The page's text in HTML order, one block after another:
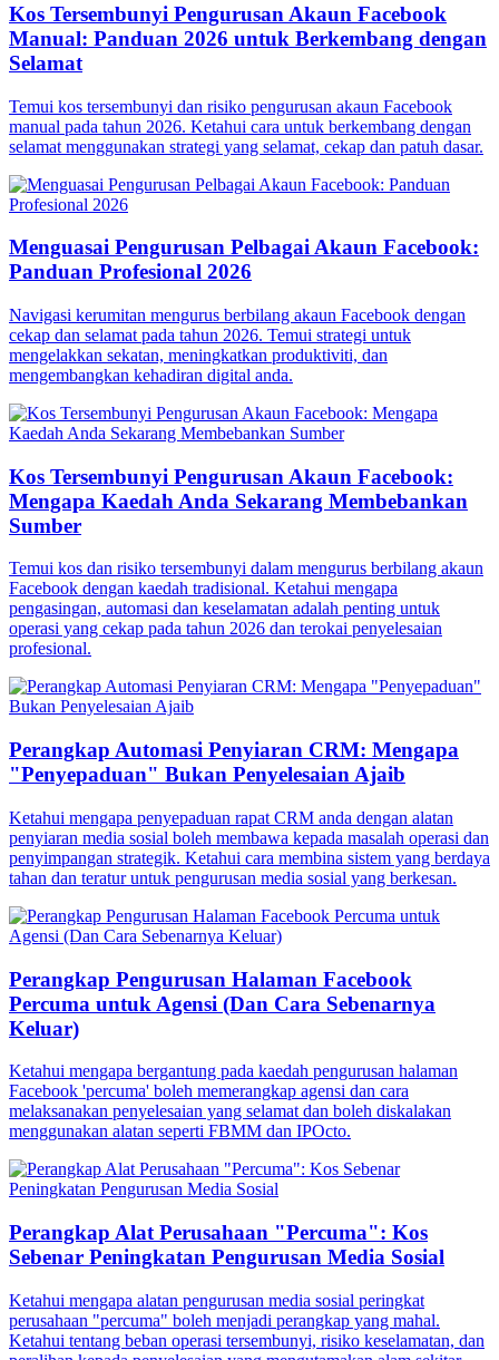
Kos Tersembunyi Pengurusan Akaun Facebook
Manual: Panduan 2026 untuk Berkembang dengan
Selamat
Temui kos tersembunyi dan risiko pengurusan akaun Facebook
manual pada tahun 2026. Ketahui cara untuk berkembang dengan
selamat menggunakan strategi yang selamat, cekap dan patuh dasar.
Menguasai Pengurusan Pelbagai Akaun Facebook:
Panduan Profesional 2026
Navigasi kerumitan mengurus berbilang akaun Facebook dengan
cekap dan selamat pada tahun 2026. Temui strategi untuk
mengelakkan sekatan, meningkatkan produktiviti, dan
mengembangkan kehadiran digital anda.
Kos Tersembunyi Pengurusan Akaun Facebook:
Mengapa Kaedah Anda Sekarang Membebankan
Sumber
Temui kos dan risiko tersembunyi dalam mengurus berbilang akaun
Facebook dengan kaedah tradisional. Ketahui mengapa
pengasingan, automasi dan keselamatan adalah penting untuk
operasi yang cekap pada tahun 2026 dan terokai penyelesaian
profesional.
Perangkap Automasi Penyiaran CRM: Mengapa
"Penyepaduan" Bukan Penyelesaian Ajaib
Ketahui mengapa penyepaduan rapat CRM anda dengan alatan
penyiaran media sosial boleh membawa kepada masalah operasi dan
penyimpangan strategik. Ketahui cara membina sistem yang berdaya
tahan dan teratur untuk pengurusan media sosial yang berkesan.
Perangkap Pengurusan Halaman Facebook
Percuma untuk Agensi (Dan Cara Sebenarnya
Keluar)
Ketahui mengapa bergantung pada kaedah pengurusan halaman
Facebook 'percuma' boleh memerangkap agensi dan cara
melaksanakan penyelesaian yang selamat dan boleh diskalakan
menggunakan alatan seperti FBMM dan IPOcto.
Perangkap Alat Perusahaan "Percuma": Kos
Sebenar Peningkatan Pengurusan Media Sosial
Ketahui mengapa alatan pengurusan media sosial peringkat
perusahaan "percuma" boleh menjadi perangkap yang mahal.
Ketahui tentang beban operasi tersembunyi, risiko keselamatan, dan